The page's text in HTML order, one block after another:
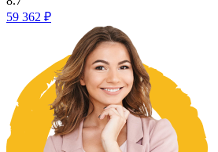
59 362 ₽